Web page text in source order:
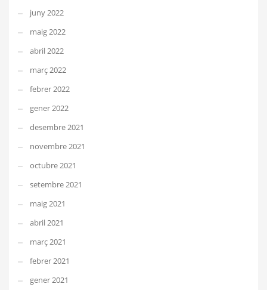
juny 2022
maig 2022
abril 2022
març 2022
febrer 2022
gener 2022
desembre 2021
novembre 2021
octubre 2021
setembre 2021
maig 2021
abril 2021
març 2021
febrer 2021
gener 2021